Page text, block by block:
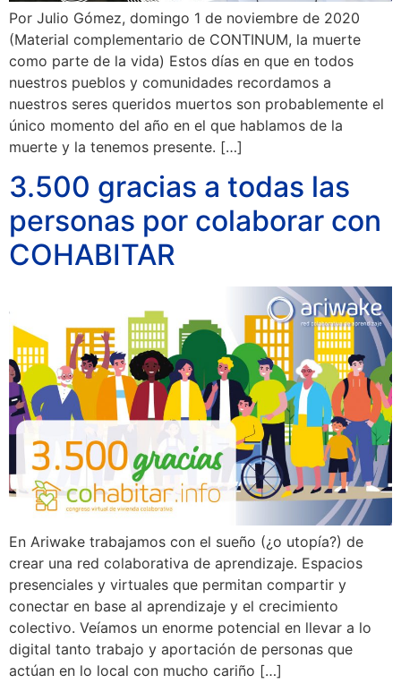
Por Julio Gómez, domingo 1 de noviembre de 2020
(Material complementario de CONTINUM, la muerte
como parte de la vida) Estos días en que en todos
nuestros pueblos y comunidades recordamos a
nuestros seres queridos muertos son probablemente el
único momento del año en el que hablamos de la
muerte y la tenemos presente. […]
3.500 gracias a todas las
personas por colaborar con
COHABITAR
En Ariwake trabajamos con el sueño (¿o utopía?) de
crear una red colaborativa de aprendizaje. Espacios
presenciales y virtuales que permitan compartir y
conectar en base al aprendizaje y el crecimiento
colectivo. Veíamos un enorme potencial en llevar a lo
digital tanto trabajo y aportación de personas que
actúan en lo local con mucho cariño […]